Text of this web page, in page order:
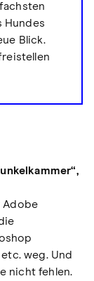
Hundes
Blick.
Adobe
weg. Und
nicht fehlen.